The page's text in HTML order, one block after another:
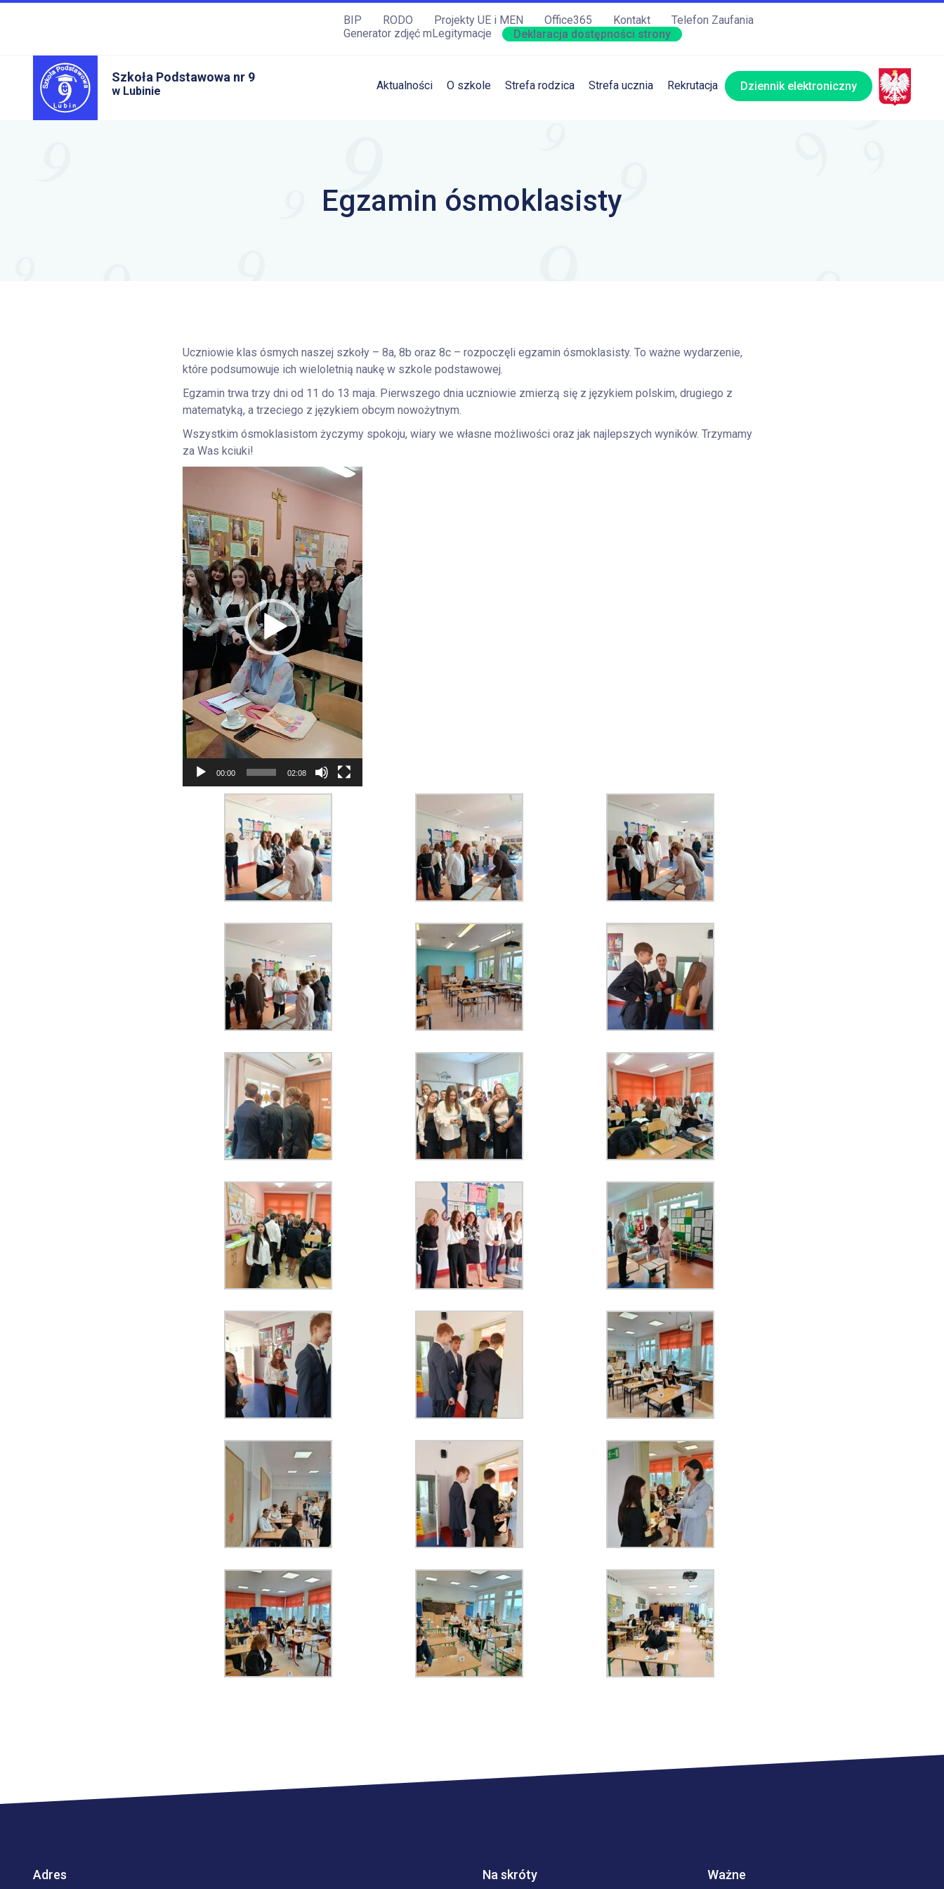
BIP RODO Projekty UE i MEN Office365 Kontakt
Telefon Zaufania
Generator zdjęć mLegitymacje
Deklaracja dostępności strony
Szkoła Podstawowa nr 9
w Lubinie Aktualności O szkole Strefa rodzica Strefa ucznia Rekrutacja Dziennik elektroniczny
Egzamin ósmoklasisty
Uczniowie klas ósmych naszej szkoły – 8a, 8b oraz 8c – rozpoczęli egzamin ósmoklasisty. To ważne wydarzenie,
które podsumowuje ich wieloletnią naukę w szkole podstawowej.
Egzamin trwa trzy dni od 11 do 13 maja. Pierwszego dnia uczniowie zmierzą się z językiem polskim, drugiego z
matematyką, a trzeciego z językiem obcym nowożytnym.
Wszystkim ósmoklasistom życzymy spokoju, wiary we własne możliwości oraz jak najlepszych wyników. Trzymamy
za Was kciuki!
00:00 02:08
Adres Na skróty Ważne